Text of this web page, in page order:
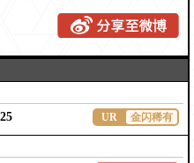
UR 金闪稀有